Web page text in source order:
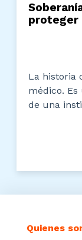
proteger
La historia
médico. Es
de una
Quienes